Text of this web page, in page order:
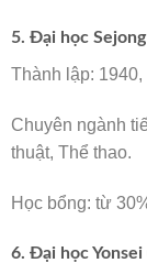
5. Đại học
Thành lập:
Chuyên ngành
thuật, Thể thao.
Học bổng: từ
6. Đại học